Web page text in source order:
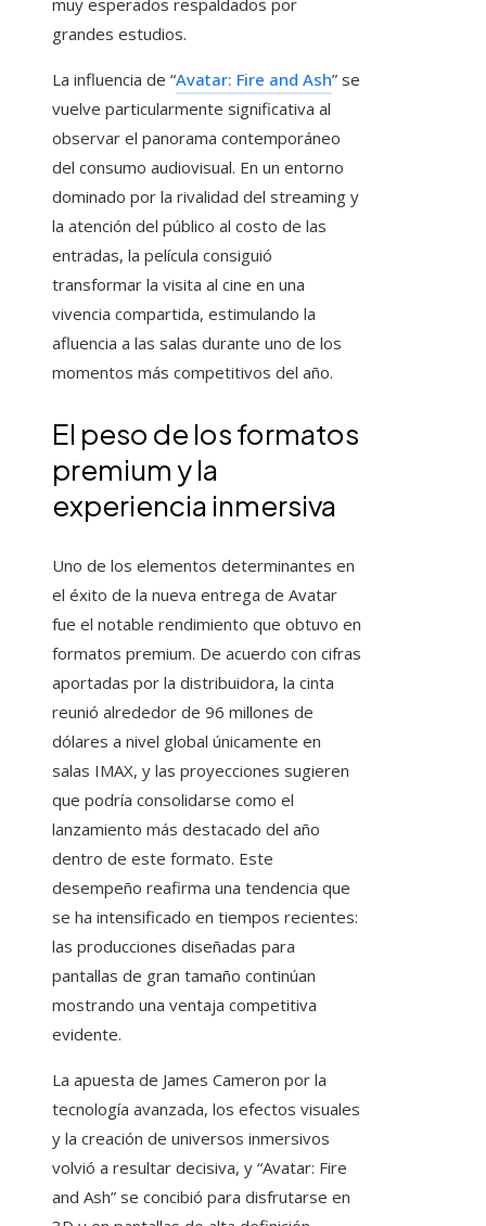
muy esperados respaldados por
grandes estudios.
La influencia de “Avatar: Fire and Ash” se
vuelve particularmente significativa al
observar el panorama contemporáneo
del consumo audiovisual. En un entorno
dominado por la rivalidad del streaming y
la atención del público al costo de las
entradas, la película consiguió
transformar la visita al cine en una
vivencia compartida, estimulando la
afluencia a las salas durante uno de los
momentos más competitivos del año.
El peso de los formatos
premium y la
experiencia inmersiva
Uno de los elementos determinantes en
el éxito de la nueva entrega de Avatar
fue el notable rendimiento que obtuvo en
formatos premium. De acuerdo con cifras
aportadas por la distribuidora, la cinta
reunió alrededor de 96 millones de
dólares a nivel global únicamente en
salas IMAX, y las proyecciones sugieren
que podría consolidarse como el
lanzamiento más destacado del año
dentro de este formato. Este
desempeño reafirma una tendencia que
se ha intensificado en tiempos recientes:
las producciones diseñadas para
pantallas de gran tamaño continúan
mostrando una ventaja competitiva
evidente.
La apuesta de James Cameron por la
tecnología avanzada, los efectos visuales
y la creación de universos inmersivos
volvió a resultar decisiva, y “Avatar: Fire
and Ash” se concibió para disfrutarse en